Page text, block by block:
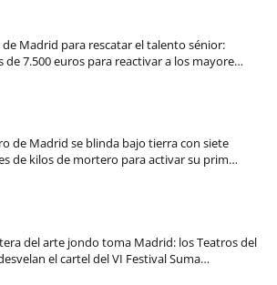
de Madrid para rescatar el talento sénior:
de 7.500 euros para reactivar a los mayore…
de Madrid se blinda bajo tierra con siete
de kilos de mortero para activar su prim…
del arte jondo toma Madrid: los Teatros del
el cartel del VI Festival Suma…